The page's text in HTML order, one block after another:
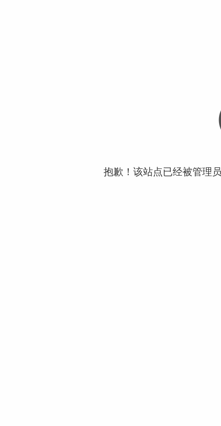
抱歉！该站点已经被管理